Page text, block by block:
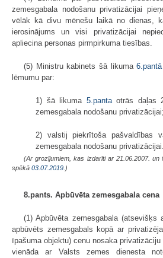
zemesgabala nodošanu privatizācijai
vēlāk kā divu mēnešu laikā no dienas,
ierosinājums un visi privatizācijai
apliecina personas pirmpirkuma tiesības.
(5) Ministru kabinets šā likuma6.pantā
lēmumu par:
1) šā likuma 5.pantaotrās daļas
zemesgabala nodošanu privatizācijai;
2) valstij piekrītoša pašvaldības
zemesgabala nodošanu privatizācijai.
(Ar grozījumiem, kas izdarīti ar 21.06.2007.
spēkā 03.07.2019. )
8.pants. Apbūvēta zemesgabala cena
(1) Apbūvēta zemesgabala (atsevišķs
apbūvēts zemesgabals kopā ar
īpašuma objektu) cenu nosaka
vienāda ar Valsts zemes dienesta